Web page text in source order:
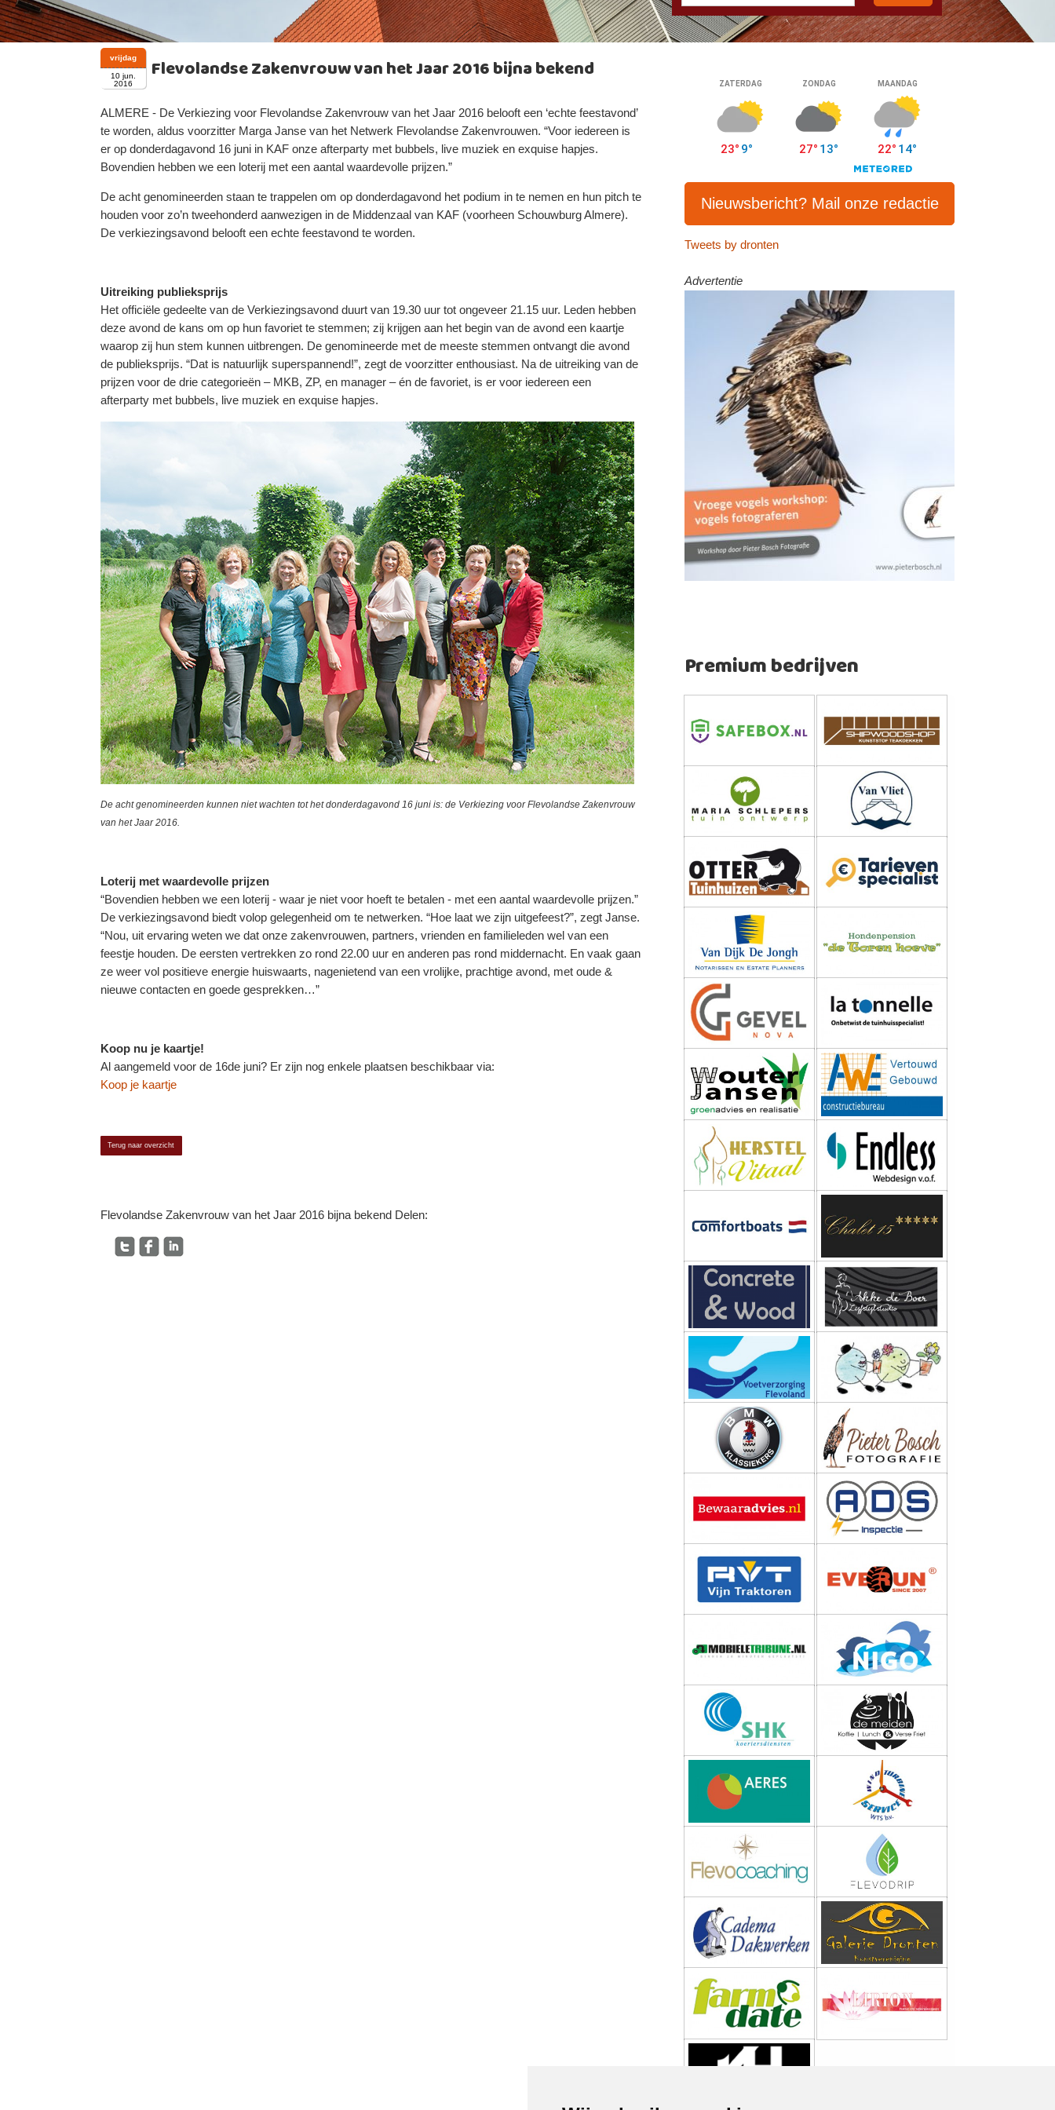
Flevolandse Zakenvrouw van het Jaar 2016 bijna bekend
vrijdag
10 jun.
2016
ALMERE - De Verkiezing voor Flevolandse Zakenvrouw van het Jaar 2016 belooft een ‘echte feestavond’
te worden, aldus voorzitter Marga Janse van het Netwerk Flevolandse Zakenvrouwen. “Voor iedereen is
er op donderdagavond 16 juni in KAF onze afterparty met bubbels, live muziek en exquise hapjes.
Bovendien hebben we een loterij met een aantal waardevolle prijzen.”
De acht genomineerden staan te trappelen om op donderdagavond het podium in te nemen en hun pitch te
houden voor zo’n tweehonderd aanwezigen in de Middenzaal van KAF (voorheen Schouwburg Almere).
De verkiezingsavond belooft een echte feestavond te worden.
Uitreiking publieksprijs
Het officiële gedeelte van de Verkiezingsavond duurt van 19.30 uur tot ongeveer 21.15 uur. Leden hebben
deze avond de kans om op hun favoriet te stemmen; zij krijgen aan het begin van de avond een kaartje
waarop zij hun stem kunnen uitbrengen. De genomineerde met de meeste stemmen ontvangt die avond
de publieksprijs. “Dat is natuurlijk superspannend!”, zegt de voorzitter enthousiast. Na de uitreiking van de
prijzen voor de drie categorieën – MKB, ZP, en manager – én de favoriet, is er voor iedereen een
afterparty met bubbels, live muziek en exquise hapjes.
De acht genomineerden kunnen niet wachten tot het donderdagavond 16 juni is: de Verkiezing voor Flevolandse Zakenvrouw
van het Jaar 2016.
Loterij met waardevolle prijzen
“Bovendien hebben we een loterij - waar je niet voor hoeft te betalen - met een aantal waardevolle prijzen.”
De verkiezingsavond biedt volop gelegenheid om te netwerken. “Hoe laat we zijn uitgefeest?”, zegt Janse.
“Nou, uit ervaring weten we dat onze zakenvrouwen, partners, vrienden en familieleden wel van een
feestje houden. De eersten vertrekken zo rond 22.00 uur en anderen pas rond middernacht. En vaak gaan
ze weer vol positieve energie huiswaarts, nagenietend van een vrolijke, prachtige avond, met oude &
nieuwe contacten en goede gesprekken…”
Koop nu je kaartje!
Al aangemeld voor de 16de juni? Er zijn nog enkele plaatsen beschikbaar via:
Koop je kaartje
Terug naar overzicht
Flevolandse Zakenvrouw van het Jaar 2016 bijna bekend Delen:
Nieuwsbericht? Mail onze redactie
Tweets by dronten
Advertentie
Premium bedrijven